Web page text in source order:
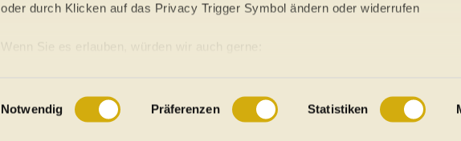
oder durch Klicken auf das Privacy Trigger Symbol ändern oder widerrufen
Wenn Sie es erlauben, würden wir auch gerne:
Erfahren Sie mehr darüber, wie Ihre persönlichen Daten verarbeitet werden, und
Einwilligungsauswahl
Notwendig Präferenzen Statistiken